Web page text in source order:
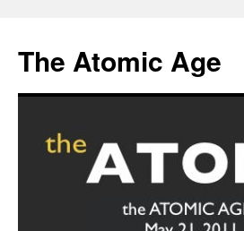
content
The Atomic Age